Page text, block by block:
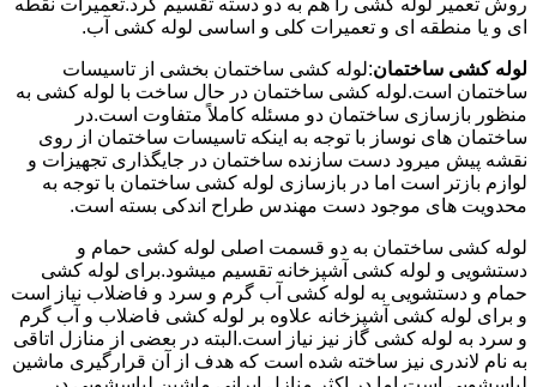
روش تعمیر لوله کشی را هم به دو دسته تقسیم کرد.تعمیرات نقطه
ای و یا منطقه ای و تعمیرات کلی و اساسی لوله کشی آب.
لوله کشی ساختمان:لوله کشی ساختمان بخشی از تاسیسات
ساختمان است.لوله کشی ساختمان در حال ساخت با لوله کشی به
منظور بازسازی ساختمان دو مسئله کاملاً متفاوت است.در
ساختمان های نوساز با توجه به اینکه تاسیسات ساختمان از روی
نقشه پیش میرود دست سازنده ساختمان در جایگذاری تجهیزات و
لوازم بازتر است اما در بازسازی لوله کشی ساختمان با توجه به
محدویت های موجود دست مهندس طراح اندکی بسته است.
لوله کشی ساختمان به دو قسمت اصلی لوله کشی حمام و
دستشویی و لوله کشی آشپزخانه تقسیم میشود.برای لوله کشی
حمام و دستشویی به لوله کشی آب گرم و سرد و فاضلاب نیاز است
و برای لوله کشی آشپزخانه علاوه بر لوله کشی فاضلاب و آب گرم
و سرد به لوله کشی گاز نیز نیاز است.البته در بعضی از منازل اتاقی
به نام لاندری نیز ساخته شده است که هدف از آن قرارگیری ماشین